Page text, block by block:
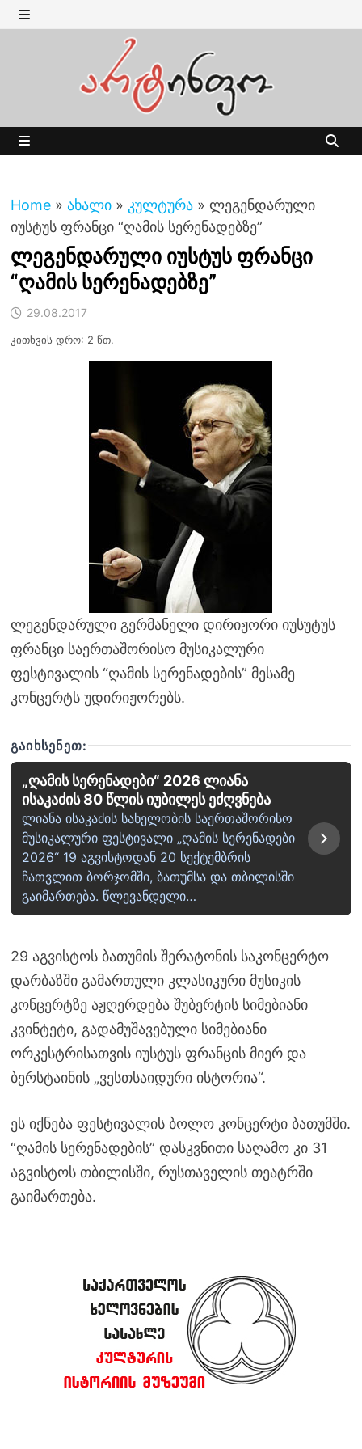
Skip
to MENU
Home » ახალი » კულტურა » ლეგენდარული
იუსტუს ფრანცი “ღამის სერენადებზე”
ლეგენდარული იუსტუს ფრანცი
“ღამის სერენადებზე”
29.08.2017
კითხვის დრო: 2 წთ.
ლეგენდარული გერმანელი დირიჟორი იუსუტუს
ფრანცი საერთაშორისო მუსიკალური
ფესტივალის “ღამის სერენადების” მესამე
კონცერტს უდირიჟორებს.
ᲒᲐᲘᲮᲡᲔᲜᲔᲗ:
„ღამის სერენადები“ 2026 ლიანა
ისაკაძის 80 წლის იუბილეს ეძღვნება
ლიანა ისაკაძის სახელობის საერთაშორისო
მუსიკალური ფესტივალი „ღამის სერენადები
2026“ 19 აგვისტოდან 20 სექტემბრის
ჩათვლით ბორჯომში, ბათუმსა და თბილისში
გაიმართება. წლევანდელი…
29 აგვისტოს ბათუმის შერატონის საკონცერტო
დარბაზში გამართული კლასიკური მუსიკის
კონცერტზე აჟღერდება შუბერტის სიმებიანი
კვინტეტი, გადამუშავებული სიმებიანი
ორკესტრისათვის იუსტუს ფრანცის მიერ და
ბერსტაინის „ვესთსაიდური ისტორია“.
ეს იქნება ფესტივალის ბოლო კონცერტი ბათუმში.
“ღამის სერენადების” დასკვნითი საღამო კი 31
აგვისტოს თბილისში, რუსთაველის თეატრში
გაიმართება.